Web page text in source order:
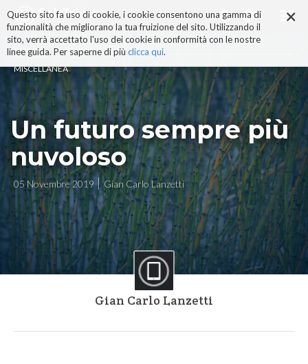
×
Questo sito fa uso di cookie, i cookie consentono una gamma di
funzionalità che migliorano la tua fruizione del sito. Utilizzando il
sito, verrà accettato l'uso dei cookie in conformità con le nostre
linee guida. Per saperne di più clicca qui.
ai
contenuti.
|
alla
navigazione
MISCELLANEA
Un futuro sempre più
nuvoloso
05 Novembre 2019 Gian Carlo Lanzetti
Gian Carlo Lanzetti